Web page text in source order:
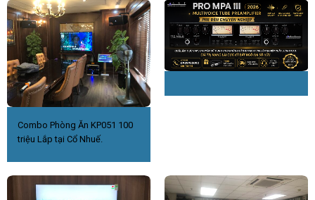
Combo Phòng Ăn KP051 100
triệu Lắp tại Cổ Nhuế.